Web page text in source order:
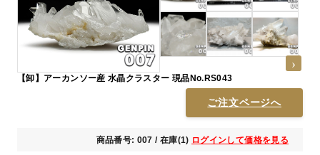
【卸】アーカンソー産 水晶クラスター 現品No.RS043
ご注文ページへ
商品番号: 007 / 在庫(1) ログインして価格を見る